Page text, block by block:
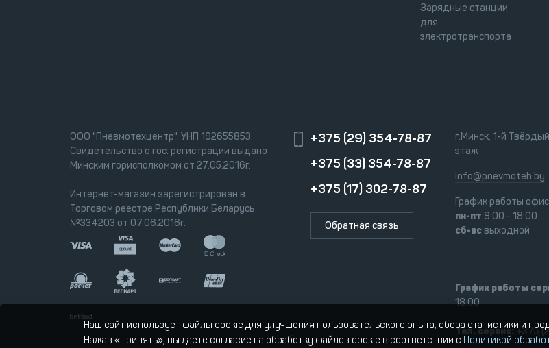
Зарядные станции
для
электротранспорта
ООО "Пневмотехцентр". УНП 192655853.
Свидетельство о гос. регистрации выдано
Минским горисполкомом от 27.05.2016г.
Интернет-магазин зарегистрирован в
Торговом реестре Республики Беларусь
№334203 от 07.06.2016г.
+375 (29) 354-78-87
+375 (33) 354-78-87
+375 (17) 302-78-87
Обратная связь
г.Минск, 1-й
этаж
info@pnevmoteh.by
График работы
пн-пт 9:00 - 18:00
сб-всвыходной
График работы
18:00
Тел. сервис:+375
Наш сайт использует файлы cookie для улучшения пользовательского опыта, сбора статистики и
Нажав «Принять», вы даете согласие на обработку файлов cookie в соответствии с Политикой